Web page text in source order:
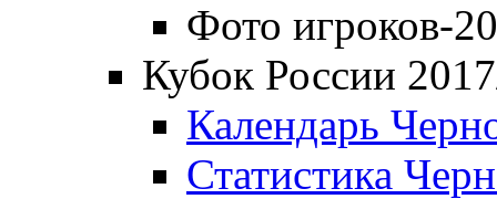
Фото игроков-
Кубок России
Календарь
Статистика